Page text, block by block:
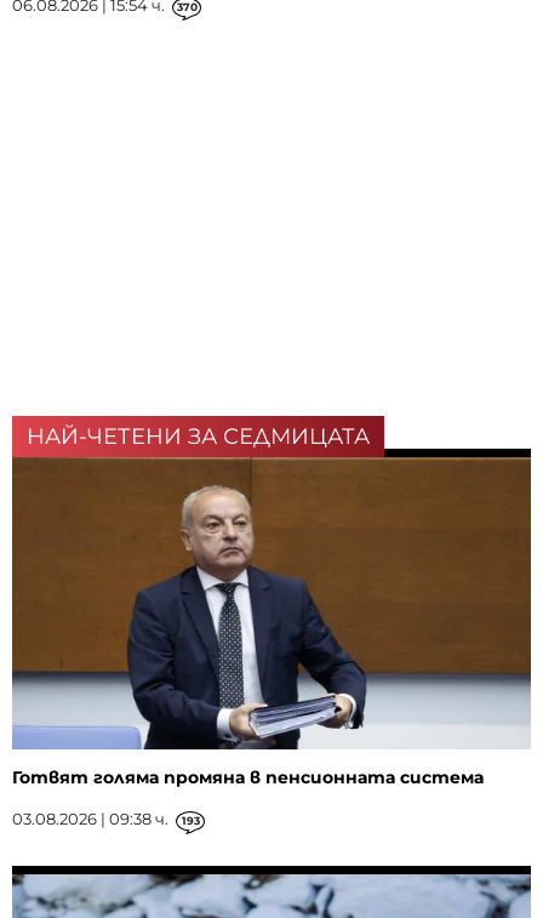
06.08.2026 | 15:54 ч. 370
НАЙ-ЧЕТЕНИ ЗА СЕДМИЦАТА
Готвят голяма промяна в пенсионната система
03.08.2026 | 09:38 ч. 193